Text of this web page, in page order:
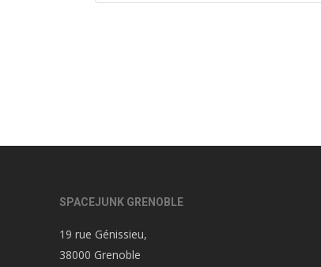
SPACEJUNK GRENOBLE
19 rue Génissieu,
38000 Grenoble